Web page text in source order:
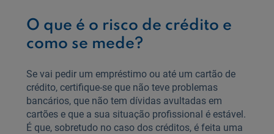
O que é o risco de crédito e
como se mede?
Se vai pedir um empréstimo ou até um cartão de
crédito, certifique-se que não teve problemas
bancários, que não tem dívidas avultadas em
cartões e que a sua situação profissional é estável.
É que, sobretudo no caso dos créditos, é feita uma